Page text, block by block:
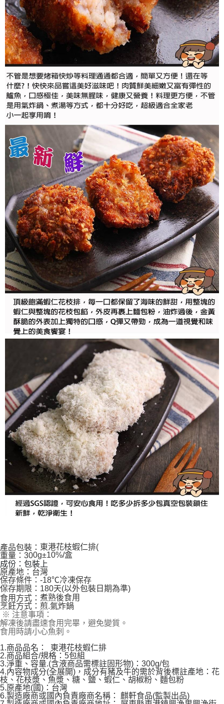
3.完整用戶服務條款，請詳閱以下連結： https://oppay.tw/userRule
【注意事項】
１．透過由恩沛科技股份有限公司提供之「AFTEE先享後付」服務完成之交
易，需依本服務之必要範圍內提供個人資料，並將交易相關給付款項請求債
權轉讓予恩沛科技股份有限公司。
２．關於個人資料處理事宜，請瀏覽以下網址：
https://aftee.tw/terms/#terms3
３．未成年的使用者請事先徵得法定代理人或監護人之同意方可使用
「AFTEE先享後付」，若未經同意申辦者引起之損失，本公司不負相關責
任。
４．使用「AFTEE先享後付」時，將依據個別帳號之用戶狀況，依本公司即
時審查核予不同之上限額度；若仍有額度不足之情形，本公司將視審查結果
請求用戶進行身份認證。
恩沛科技股份有限公司將有權停止該用戶之使用額度並採取法律行動。
產品包裝： 東港花枝蝦仁排(
重量：300g±10%/盒
成份：包裝上
原產地：台灣
保存條件：-18℃冷凍保存
保存期限：180天(以外包裝日期為準)
食用方式： 煮熟後食用
烹飪方式：煎.氣炸鍋
※ 注意事項：
解凍後請盡速食用完畢，避免變質。
食用時請小心魚刺。
1.商品品名： 東港花枝蝦仁排
2.商品組合/規格：5包組
3.淨重、容量.(含液商品需標註固形物)：300g/包
4.內容物成分(全展開)，成分有豬及牛的需於背後標註產地：花
枝、花枝漿、魚漿、糖、鹽、蝦仁、胡椒粉、麵包粉
5.原產地(國)：台灣
6.製造廠商或國內負責廠商名稱： 麒軒食品(監製出品)